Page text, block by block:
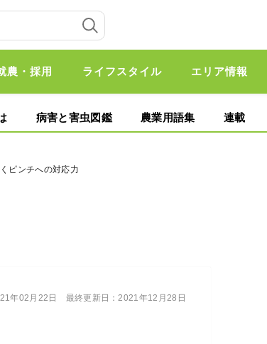
農・採用 ライフスタイル エリア情報
病害と害虫図鑑 農業用語集 連載
ピンチへの対応力
年02月22日 最終更新日：2021年12月28日